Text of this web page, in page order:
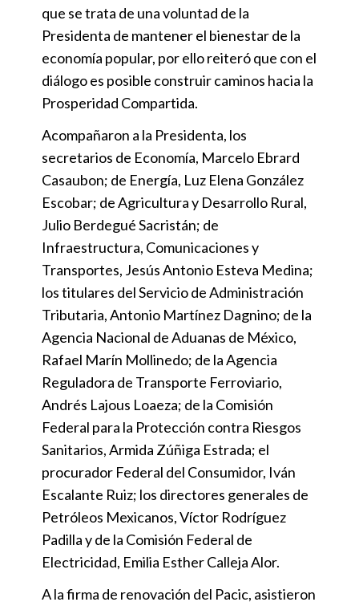
que se trata de una voluntad de la
Presidenta de mantener el bienestar de la
economía popular, por ello reiteró que con el
diálogo es posible construir caminos hacia la
Prosperidad Compartida.
Acompañaron a la Presidenta, los
secretarios de Economía, Marcelo Ebrard
Casaubon; de Energía, Luz Elena González
Escobar; de Agricultura y Desarrollo Rural,
Julio Berdegué Sacristán; de
Infraestructura, Comunicaciones y
Transportes, Jesús Antonio Esteva Medina;
los titulares del Servicio de Administración
Tributaria, Antonio Martínez Dagnino; de la
Agencia Nacional de Aduanas de México,
Rafael Marín Mollinedo; de la Agencia
Reguladora de Transporte Ferroviario,
Andrés Lajous Loaeza; de la Comisión
Federal para la Protección contra Riesgos
Sanitarios, Armida Zúñiga Estrada; el
procurador Federal del Consumidor, Iván
Escalante Ruiz; los directores generales de
Petróleos Mexicanos, Víctor Rodríguez
Padilla y de la Comisión Federal de
Electricidad, Emilia Esther Calleja Alor.
A la firma de renovación del Pacic, asistieron